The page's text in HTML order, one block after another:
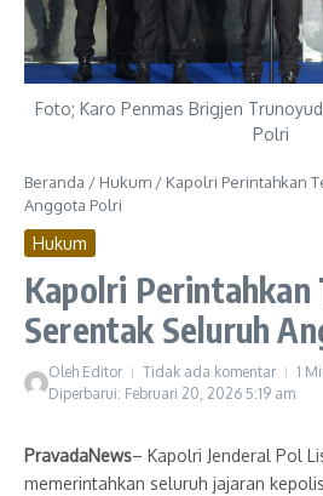
Foto; Karo Penmas Brigjen
Polri
Beranda / Hukum / Kapolri Perintahkan
Anggota Polri
Hukum
Kapolri Perintahkan
Serentak Seluruh
Oleh Editor Tidak ada komentar
1
Diperbarui: Februari 20, 2026 5:19 am
PravadaNews– Kapolri Jenderal Pol
memerintahkan seluruh jajaran